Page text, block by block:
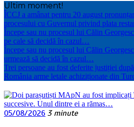
Ultim moment!
ÎCCJ a amânat pentru 20 august
procesului cu Guvernul privind plata
Începe sau nu procesul lui Călin
pe cale să decidă în cazul…
Începe sau nu procesul lui Călin
urmează să decidă în cazul…
Trei persoane au fost deferite justiției
România arme letale achiziționate din
05/08/2026 3 minute